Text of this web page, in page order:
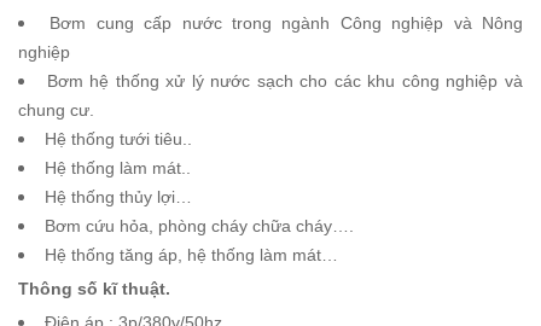
Bơm cung cấp nước trong ngành Công nghiệp và Nông
nghiệp
Bơm hệ thống xử lý nước sạch cho các khu công nghiệp và
chung cư.
Hệ thống tưới tiêu..
Hệ thống làm mát..
Hệ thống thủy lợi…
Bơm cứu hỏa, phòng cháy chữa cháy….
Hệ thống tăng áp, hệ thống làm mát…
Thông số kĩ thuật.